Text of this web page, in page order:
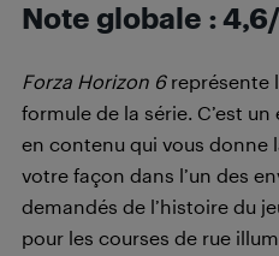
Note globale :
Forza Horizon 6représente
formule de la série. C’est
en contenu qui vous donne
votre façon dans l’un des
demandés de l’histoire du
pour les courses de rue